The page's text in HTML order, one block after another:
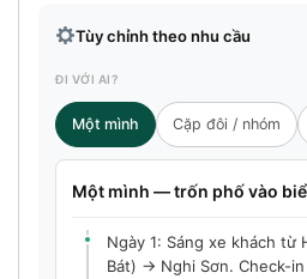
Tùy chỉnh theo nhu cầu
ĐI VỚI AI?
Một mình Cặp đôi / nhóm
Một mình — trốn phố vào
Ngày 1: Sáng xe khách từ
Bát) → Nghi Sơn. Check-